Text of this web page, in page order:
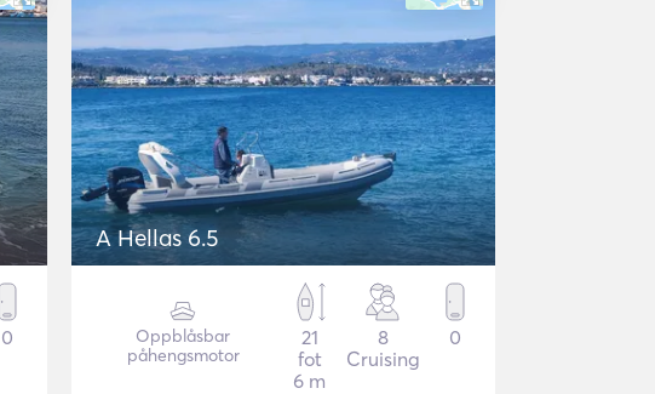
0
A Hellas 6.5
Oppblåsbar
påhengsmotor
21
fot
6 m
8
Cruising
0